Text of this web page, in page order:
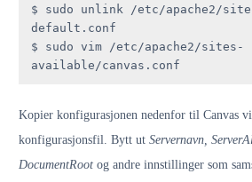
$ sudo unlink /etc/apache2/
default.conf
$ sudo vim /etc/apache2/sites-
available/canvas.conf
Kopier konfigurasjonen nedenfor til Canvas
konfigurasjonsfil. Bytt ut Servernavn,
DocumentRoot og andre innstillinger som